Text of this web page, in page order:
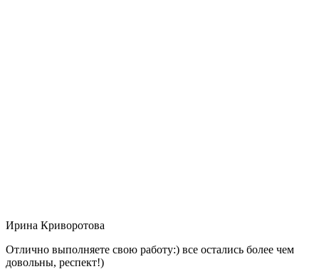
Ирина Криворотова
Отлично выполняете свою работу:) все остались более чем
довольны, респект!)